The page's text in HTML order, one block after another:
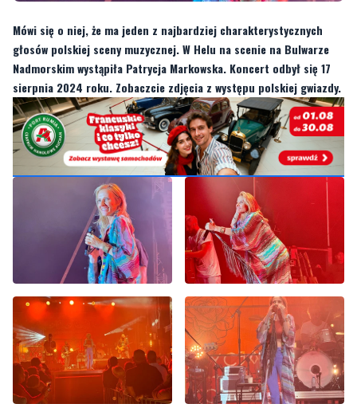
sierpnia 2024 roku. Zobaczcie zdjęcia z występu polskiej gwiazdy.